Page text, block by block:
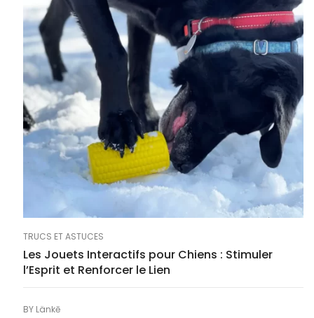
TRUCS ET ASTUCES
Les Jouets Interactifs pour Chiens : Stimuler
l’Esprit et Renforcer le Lien
BY Länkē